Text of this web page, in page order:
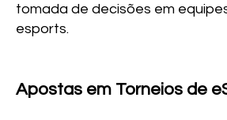
tomada de decisões em
esports.
Apostas em Torneios de